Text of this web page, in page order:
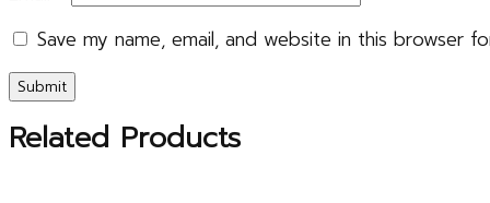
Save my name, email, and website in this browser
Related Products